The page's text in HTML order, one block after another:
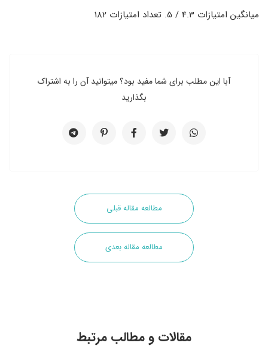
میانگین امتیازات 4.3 / 5. تعداد امتیازات 182
آبا این مطلب برای شما مفید بود؟ میتوانید آن را به اشتراک
بگذارید
مطالعه مقاله قبلی
مطالعه مقاله بعدی
مقالات و مطالب مرتبط